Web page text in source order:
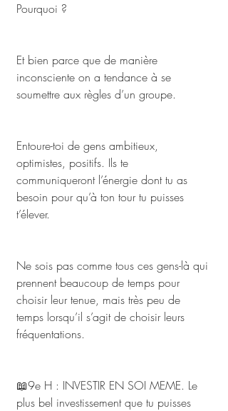
Pourquoi ?
Et bien parce que de manière
inconsciente on a tendance à se
soumettre aux règles d’un groupe.
Entoure-toi de gens ambitieux,
optimistes, positifs. Ils te
communiqueront l’énergie dont tu as
besoin pour qu’à ton tour tu puisses
t’élever.
Ne sois pas comme tous ces gens-là qui
prennent beaucoup de temps pour
choisir leur tenue, mais très peu de
temps lorsqu’il s’agit de choisir leurs
fréquentations.
📖9e H : INVESTIR EN SOI MEME. Le
plus bel investissement que tu puisses